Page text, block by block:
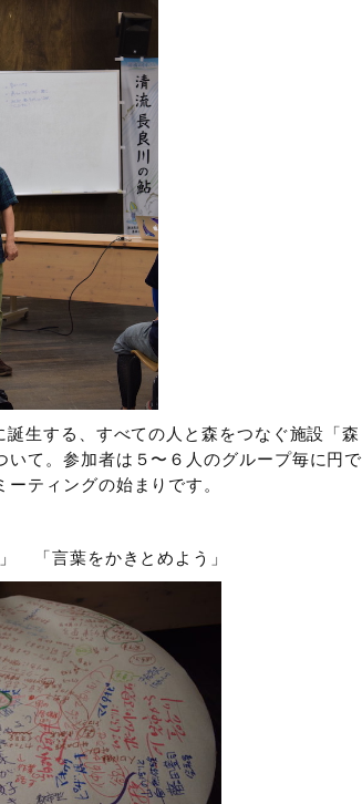
生する、すべての人と森をつなぐ施設「森
て。参加者は５〜６人のグループ毎に円で
ティングの始まりです。
「言葉をかきとめよう」